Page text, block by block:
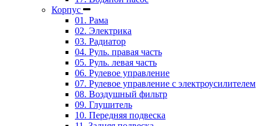
Корпус
01. Рама
02. Электрика
03. Радиатор
04. Руль. правая часть
05. Руль. левая часть
06. Рулевое управление
07. Рулевое управление с электроусилителем
08. Воздушный фильтр
09. Глушитель
10. Передняя подвеска